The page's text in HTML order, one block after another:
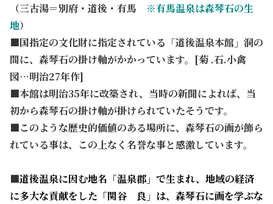
（三古湯＝別府・道後・有馬 ※有馬温泉は森琴石の生
地）
■国指定の文化財に指定されている「道後温泉本館」 洞の
間に、 森琴石の掛け軸がかかっています。[菊 .石.小禽
図…明治27年作]
■本館は明治35年に改築され、当時の新聞によれば、当
初から森琴石の掛け軸が掛けられていたそうです。
■このような歴史的価値のある場所に、森琴石の画が飾ら
れている事は、この上なく名誉な事と感激しています。
■道後温泉に因む地名「温泉郡」 で生まれ、地域の経済
に多大な貢献をした「関谷 良」は、森琴石に画を学ぶな